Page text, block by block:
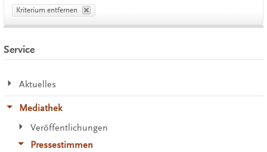
Kriterium entfernen
Service
Aktuelles
Mediathek
Veröffentlichungen
Pressestimmen